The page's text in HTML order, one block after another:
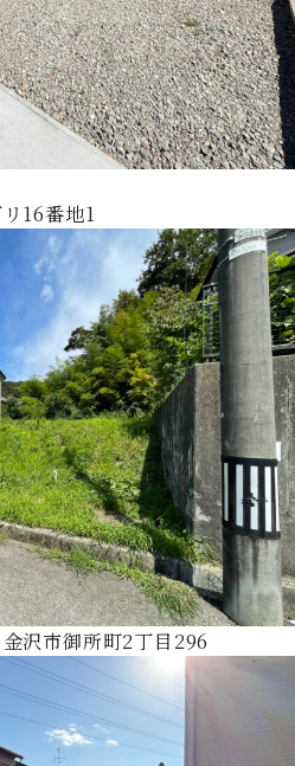
16番地1
沢市御所町2丁目296